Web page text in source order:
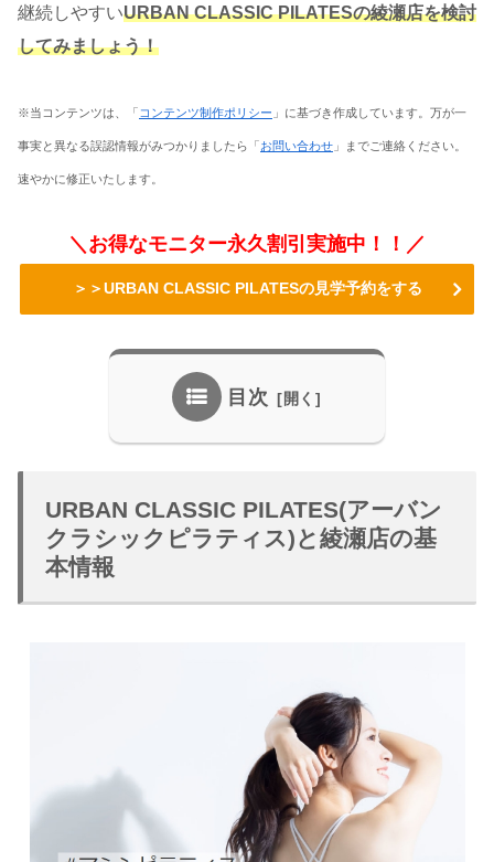
継続しやすいURBAN CLASSIC PILATESの綾瀬店を検討
してみましょう！
※当コンテンツは、「 コンテンツ制作ポリシー 」に基づき作成しています。万が一
事実と異なる誤認情報がみつかりましたら「お問い合わせ 」までご連絡ください。
速やかに修正いたします。
＼お得なモニター永久割引実施中！！／
＞＞URBAN CLASSIC PILATESの見学予約をする
目次
URBAN CLASSIC PILATES(アーバン
クラシックピラティス)と綾瀬店の基
本情報